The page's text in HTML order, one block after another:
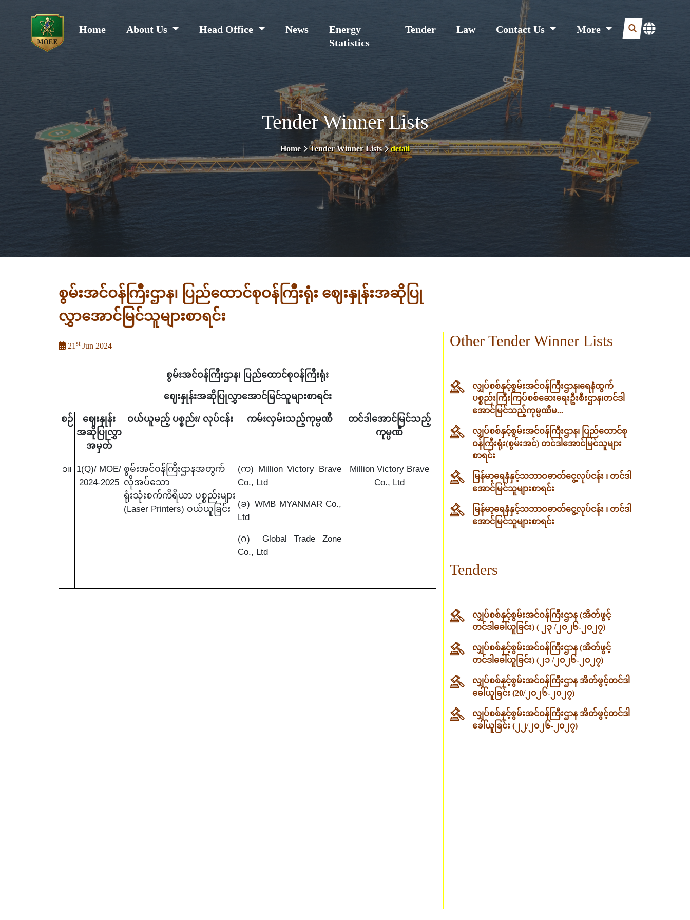
Home About Us Head Office News
Energy
Statistics
Tender Law Contact Us More
Tender Winner Lists
Home Tender Winner Lists detail
စွမ်းအင်ဝန်ကြီးဌာန၊ ပြည်ထောင်စုဝန်ကြီးရုံး ဈေးနှုန်းအဆိုပြု
လွှာအောင်မြင်သူများစာရင်း
21 stJun 2024
စွမ်းအင်ဝန်ကြီးဌာန၊ ပြည်ထောင်စုဝန်ကြီးရုံး
ဈေးနှုန်းအဆိုပြုလွှာအောင်မြင်သူများစာရင်း
စဉ်
ဈေးနှုန်း
အဆိုပြုလွှာ
အမှတ်
ဝယ်ယူမည့် ပစ္စည်း/ လုပ်ငန်း ကမ်းလှမ်းသည့်ကုမ္ပဏီ
တင်ဒါအောင်မြင်သည့်
ကုမ္ပဏီ
၁။ 1(Q)/ MOE/
2024-2025
စွမ်းအင်ဝန်ကြီးဌာနအတွက်
လိုအပ်သော
ရုံးသုံးစက်ကိရိယာ ပစ္စည်းများ
(Laser Printers) ဝယ်ယူခြင်း
(က) Million Victory Brave
Co., Ltd
(ခ) WMB MYANMAR Co.,
Ltd
(ဂ)
Global Trade Zone
Co., Ltd
Million Victory Brave
Co., Ltd
Other Tender Winner Lists
လျှပ်စစ်နှင့်စွမ်းအင်ဝန်ကြီးဌာန၊‌ရေနံထွက်
ပစ္စည်းကြီးကြပ်စစ်ဆေးရေးဦးစီးဌာန၊တင်ဒါ
အောင်မြင်သည့်ကုမ္ပဏီမ...
လျှပ်စစ်နှင့်စွမ်းအင်ဝန်ကြီးဌာန၊ ပြည်ထောင်စု
ဝန်ကြီးရုံး(စွမ်းအင်) တင်ဒါအောင်မြင်သူများ
စာရင်း
မြန်မာ့ရေနံနှင့်သဘာဝဓာတ်ငွေ့လုပ်ငန်း ၊ တင်ဒါ
အောင်မြင်သူများစာရင်း
မြန်မာ့ရေနံနှင့်သဘာဝဓာတ်ငွေ့လုပ်ငန်း ၊ တင်ဒါ
အောင်မြင်သူများစာရင်း
Tenders
လျှပ်စစ်နှင့်စွမ်းအင်ဝန်ကြီးဌာန (အိတ်ဖွင့်
တင်ဒါခေါ်ယူခြင်း) ( ၂၃ /၂၀၂၆-၂၀၂၇)
လျှပ်စစ်နှင့်စွမ်းအင်ဝန်ကြီးဌာန (အိတ်ဖွင့်
တင်ဒါခေါ်ယူခြင်း) (၂၁ /၂၀၂၆-၂၀၂၇)
လျှပ်စစ်နှင့်စွမ်းအင်ဝန်ကြီးဌာန အိတ်ဖွင့်တင်ဒါ
ခေါ်ယူခြင်း (20/၂၀၂၆-၂၀၂၇)
လျှပ်စစ်နှင့်စွမ်းအင်ဝန်ကြီးဌာန အိတ်ဖွင့်တင်ဒါ
ခေါ်ယူခြင်း (၂၂/၂၀၂၆-၂၀၂၇)